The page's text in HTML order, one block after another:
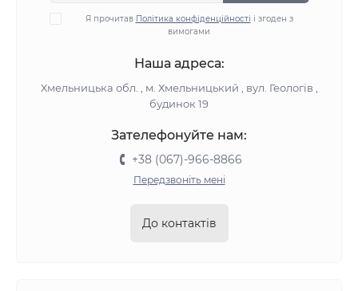
Я прочитав Політика конфіденційності і згоден з
вимогами
Наша адреса:
Хмельницька обл. , м. Хмельницький , вул. Геологів ,
будинок 19
Зателефонуйте нам:
+38 (067)-966-8866
Передзвоніть мені
До контактів